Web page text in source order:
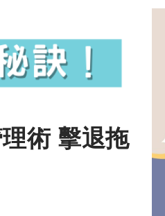
術 擊退拖